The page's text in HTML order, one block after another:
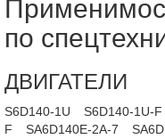
по
ДВИГАТЕЛИ
S6D140-1U S6D140-1U-F
F
SA6D140E-2A-7